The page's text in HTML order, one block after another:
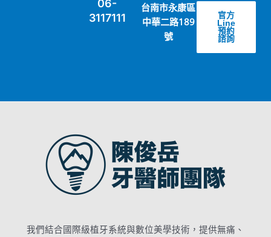
06-
3117111
台南市永康區
中華二路189
號
官方
Line
預約
諮詢
我們結合國際級植牙系統與數位美學技術，提供無痛、